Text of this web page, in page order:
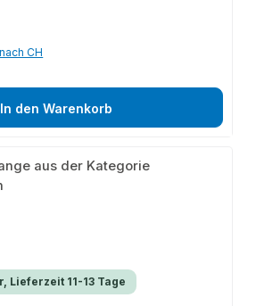
CH
In den Warenkorb
Lieferzeit 11-13 Tage